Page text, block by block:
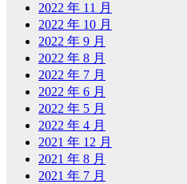
2022 年 11 月
2022 年 10 月
2022 年 9 月
2022 年 8 月
2022 年 7 月
2022 年 6 月
2022 年 5 月
2022 年 4 月
2021 年 12 月
2021 年 8 月
2021 年 7 月